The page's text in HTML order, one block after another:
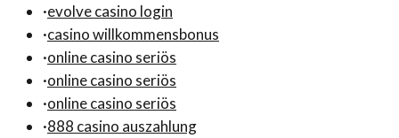
·evolve casino login
·casino willkommensbonus
·online casino seriös
·online casino seriös
·online casino seriös
·888 casino auszahlung